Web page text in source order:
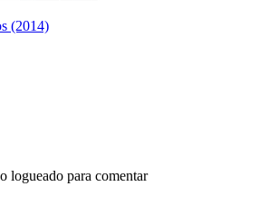
(2014)
logueado para comentar